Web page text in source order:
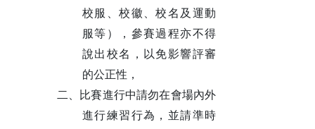
校服、校徽、校名及運動
服等），參賽過程亦不得
說出校名，以免影響評審
的公正性，
二、比賽進行中請勿在會場內外
進行練習行為，並請準時